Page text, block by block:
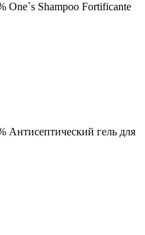
One`s Shampoo Fortificante
Антисептический гель для